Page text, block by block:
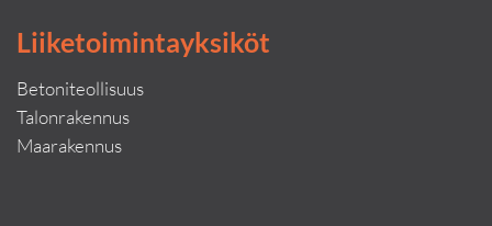
Liiketoimintayksiköt
Betoniteollisuus
Talonrakennus
Maarakennus